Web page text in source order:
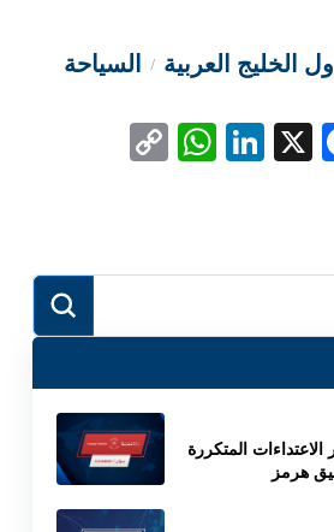
الخليج العربية / السياحة
Facebook
X
LinkedIn
WhatsApp
Copy
المتكررة
هرمز